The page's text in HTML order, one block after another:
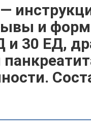
и
и 30 ЕД,